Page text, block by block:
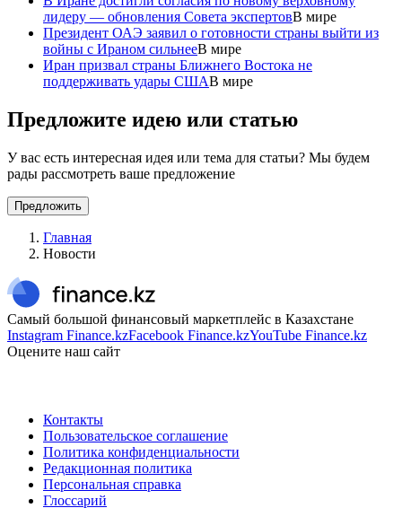
лидеру — обновления Совета экспертовВ мире
Президент ОАЭ заявил о готовности страны выйти из
войны с Ираном сильнееВ мире
Иран призвал страны Ближнего Востока не
поддерживать удары СШАВ мире
Предложите идею или статью
У вас есть интересная идея или тема для статьи? Мы будем
рады рассмотреть ваше предложение
Предложить
Главная
Новости
Самый большой финансовый маркетплейс в Казахстане
Instagram Finance.kzFacebook Finance.kzYouTube Finance.kz
Оцените наш сайт
Контакты
Пользовательское соглашение
Политика конфиденциальности
Редакционная политика
Персональная справка
Глоссарий